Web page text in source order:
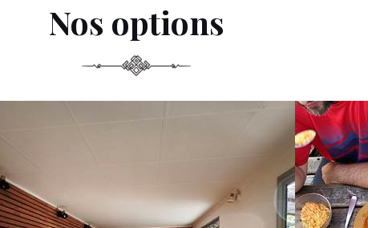
Nos options